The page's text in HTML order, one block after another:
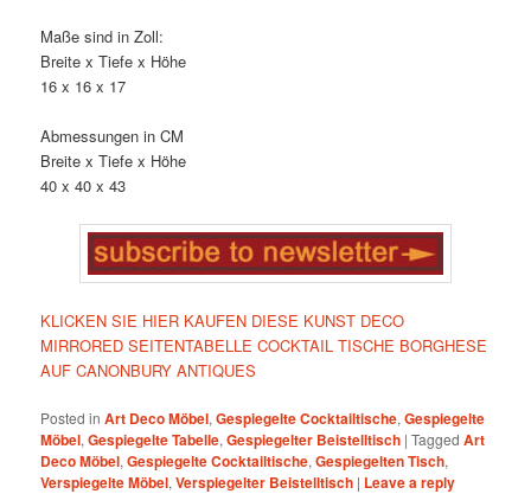
Maße sind in Zoll:
Breite x Tiefe x Höhe
16 x 16 x 17
Abmessungen in CM
Breite x Tiefe x Höhe
40 x 40 x 43
KLICKEN SIE HIER KAUFEN DIESE KUNST DECO
MIRRORED SEITENTABELLE COCKTAIL TISCHE BORGHESE
AUF CANONBURY ANTIQUES
Posted in Art Deco Möbel,Gespiegelte Cocktailtische,Gespiegelte
Möbel,Gespiegelte Tabelle,Gespiegelter Beistelltisch |Tagged Art
Deco Möbel,Gespiegelte Cocktailtische,Gespiegelten Tisch,
Verspiegelte Möbel,Verspiegelter Beistelltisch | Leave a reply